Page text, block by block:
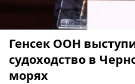
Генсек ООН
судоходство в
морях